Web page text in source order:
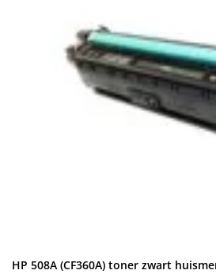
HP 508A (CF360A) toner zwart